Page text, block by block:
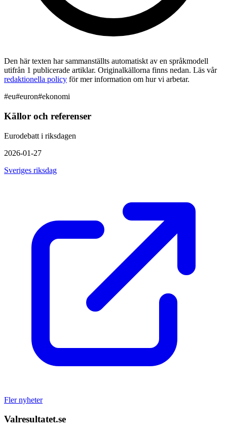
Den här texten har sammanställts automatiskt av en språkmodell
utifrån 1 publicerade artiklar. Originalkällorna finns nedan. Läs vår
redaktionella policy för mer information om hur vi arbetar.
#eu#euron#ekonomi
Källor och referenser
Eurodebatt i riksdagen
2026-01-27
Sveriges riksdag
Fler nyheter
Valresultatet.se